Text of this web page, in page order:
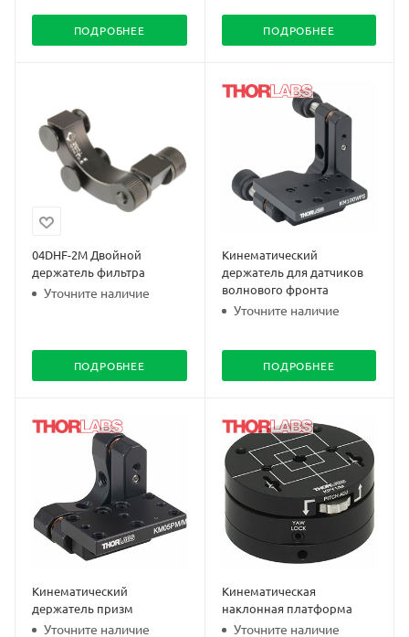
ПОДРОБНЕЕ ПОДРОБНЕЕ
04DHF-2M Двойной
держатель фильтра
Уточните наличие
ПОДРОБНЕЕ
Кинематический
держатель для датчиков
волнового фронта
Уточните наличие
ПОДРОБНЕЕ
Кинематический
держатель призм
Уточните наличие
Кинематическая
наклонная платформа
Уточните наличие